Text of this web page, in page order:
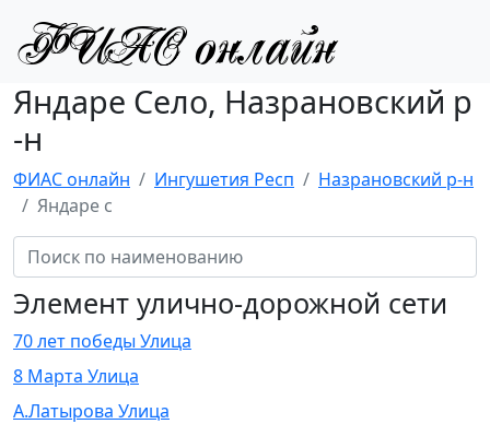
Яндаре Село, Назрановский р
-н
ФИАС онлайн Ингушетия Респ
Назрановский р-н
Яндаре с
Элемент улично-дорожной сети
70 лет победы Улица
8 Марта Улица
А.Латырова Улица